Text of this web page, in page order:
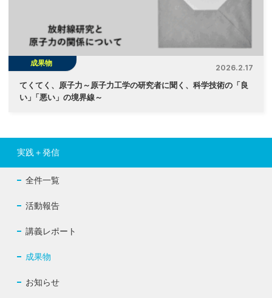
成果物
2026.2.17
てくてく、原子力～原子力工学の研究者に聞く、科学技術の「良
い」 「悪い」の境界線～
実践＋発信
全件一覧
活動報告
講義レポート
成果物
お知らせ